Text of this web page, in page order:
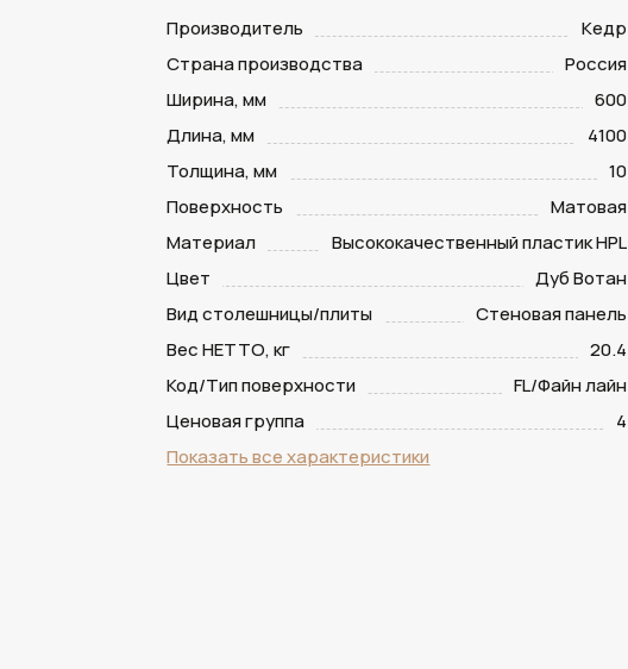
Производитель
Кедр
Страна производства
Россия
Ширина, мм
600
Длина, мм
4100
Толщина, мм
10
Поверхность
Матовая
Материал
Высококачественный пластик HPL
Цвет
Дуб Вотан
Вид столешницы/плиты
Стеновая панель
Вес НЕТТО, кг
20.4
Код/Тип поверхности
FL/Файн лайн
Ценовая группа
4
Показать все характеристики